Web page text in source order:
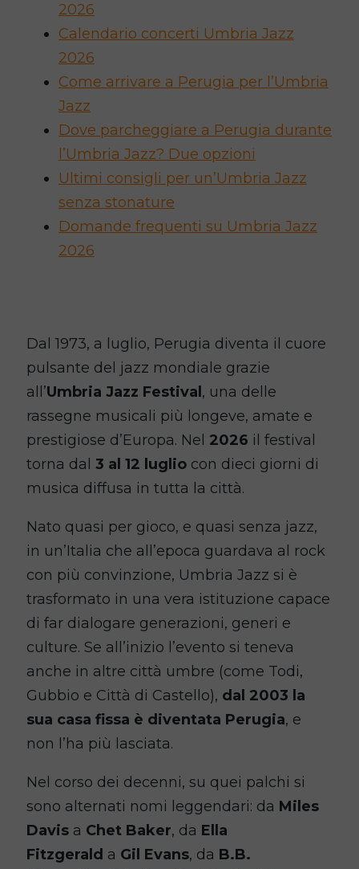
2026
Calendario concerti Umbria Jazz
2026
Come arrivare a Perugia per l’Umbria
Jazz
Dove parcheggiare a Perugia durante
l’Umbria Jazz? Due opzioni
Ultimi consigli per un’Umbria Jazz
senza stonature
Domande frequenti su Umbria Jazz
2026
Dal 1973, a luglio, Perugia diventa il cuore
pulsante del jazz mondiale grazie
all’Umbria Jazz Festival , una delle
rassegne musicali più longeve, amate e
prestigiose d’Europa. Nel 2026 il festival
torna dal 3 al 12 luglio con dieci giorni di
musica diffusa in tutta la città.
Nato quasi per gioco, e quasi senza jazz,
in un’Italia che all’epoca guardava al rock
con più convinzione, Umbria Jazz si è
trasformato in una vera istituzione capace
di far dialogare generazioni, generi e
culture. Se all’inizio l’evento si teneva
anche in altre città umbre (come Todi,
Gubbio e Città di Castello), dal 2003 la
sua casa fissa è diventata Perugia, e
non l’ha più lasciata.
Nel corso dei decenni, su quei palchi si
sono alternati nomi leggendari: da Miles
Davis a Chet Baker, da Ella
Fitzgerald a Gil Evans, da B.B.